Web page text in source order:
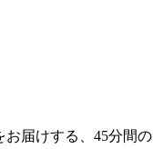
届けする、45分間